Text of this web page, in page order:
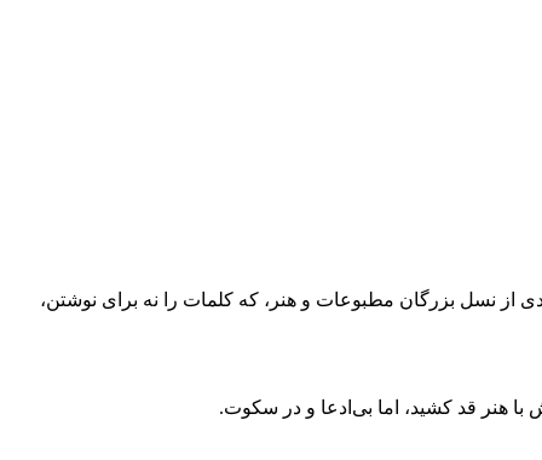
از نسل بزرگان مطبوعات و هنر، که کلمات را نه برای نوشتن،
با هنر قد کشید، اما بی‌ادعا و در سکوت.